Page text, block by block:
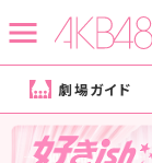
劇場ガイド